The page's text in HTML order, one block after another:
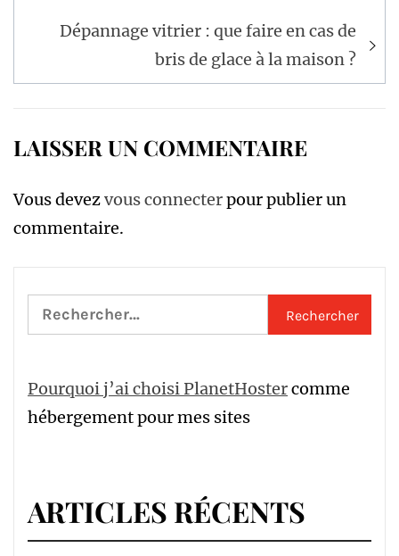
Dépannage vitrier : que faire en cas de
bris de glace à la maison ?
LAISSER UN COMMENTAIRE
Vous devezvous connecterpour publier un
commentaire.
Rechercher :
Pourquoi j’ai choisi PlanetHostercomme
hébergement pour mes sites
ARTICLES RÉCENTS